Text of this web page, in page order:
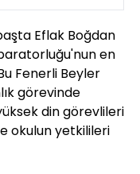
Eflak Boğdan
en
Fenerli Beyler
görevinde
din görevlileri
okulun yetkilileri